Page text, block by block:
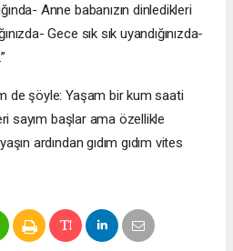
Anne babanızın dinledikleri
Gece sık sık uyandığınızda-
de şöyle: Yaşam bir kum saati
sayım başlar ama özellikle
ardından gıdım gıdım vites